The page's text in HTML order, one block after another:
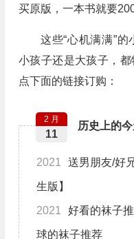
买原版，一本书就要
这些“心机满满”
小孩子还是大孩子，
点下面的链接订购：
历史上的
2 月
11
2021 送男朋友/好
生版】
2021 好看的袜子
球的袜子推荐